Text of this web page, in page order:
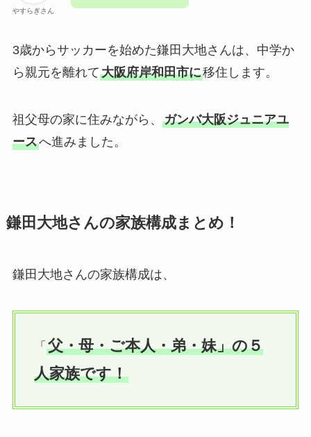
やすらぎさん
3歳からサッカーを始めた鎌田大地さんは、中学か
ら親元を離れて大阪府岸和田市に移住します。
祖父母の家に住みながら、 ガンバ大阪ジュニアユ
ースへ進みました。
鎌田大地さんの家族構成まとめ！
鎌田大地さんの家族構成は、
「 父・母・ご本人・弟・妹」の５
人家族です！